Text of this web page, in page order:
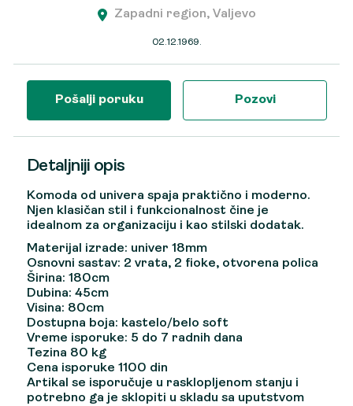
Zapadni region, Valjevo
02.12.1969.
Pošalji poruku Pozovi
Detaljniji opis
Komoda od univera spaja praktično i moderno.
Njen klasičan stil i funkcionalnost čine je
idealnom za organizaciju i kao stilski dodatak.
Materijal izrade: univer 18mm
Osnovni sastav: 2 vrata, 2 fioke, otvorena polica
Širina: 180cm
Dubina: 45cm
Visina: 80cm
Dostupna boja: kastelo/belo soft
Vreme isporuke: 5 do 7 radnih dana
Tezina 80 kg
Cena isporuke 1100 din
Artikal se isporučuje u rasklopljenom stanju i
potrebno ga je sklopiti u skladu sa uputstvom